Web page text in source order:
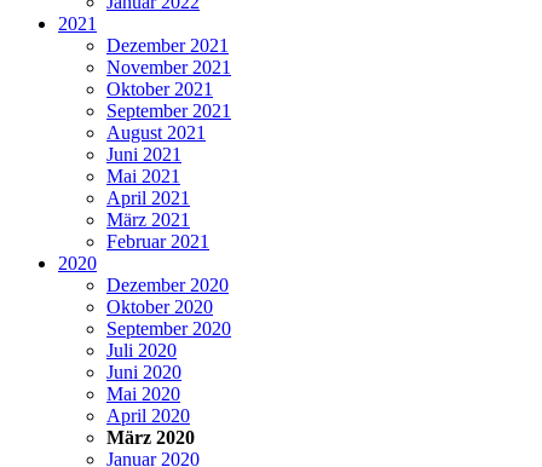
2021
Dezember 2021
November 2021
Oktober 2021
September 2021
August 2021
Juni 2021
Mai 2021
April 2021
März 2021
Februar 2021
2020
Dezember 2020
Oktober 2020
September 2020
Juli 2020
Juni 2020
Mai 2020
April 2020
März 2020
Januar 2020